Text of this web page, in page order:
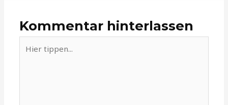
Kommentar hinterlassen
tippen...